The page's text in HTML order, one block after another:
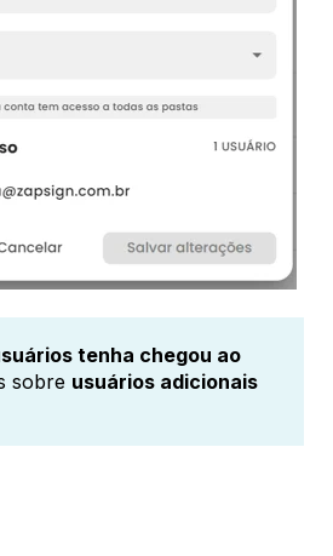
tenha chegou ao
sobre usuários adicionais